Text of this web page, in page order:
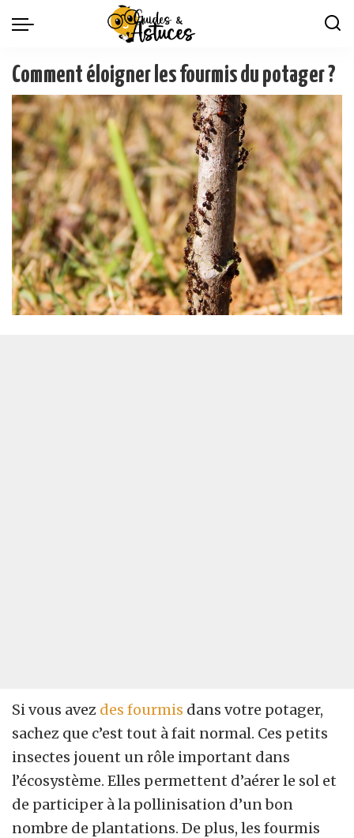
Comment éloigner les fourmis du potager ?
Si vous avez des fourmis dans votre potager,
sachez que c’est tout à fait normal. Ces petits
insectes jouent un rôle important dans
l’écosystème. Elles permettent d’aérer le sol et
de participer à la pollinisation d’un bon
nombre de plantations. De plus, les fourmis